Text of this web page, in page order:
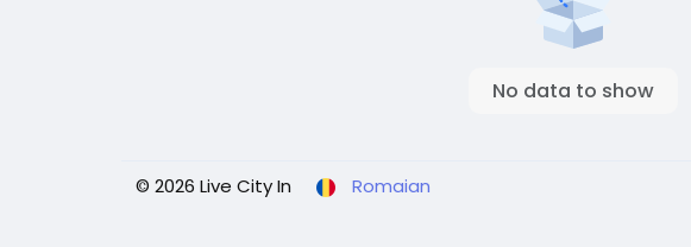
No data to show
© 2026 Live City In Romaian